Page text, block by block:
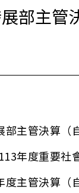
部主管
主管決算（
年度重要社
主管決算（